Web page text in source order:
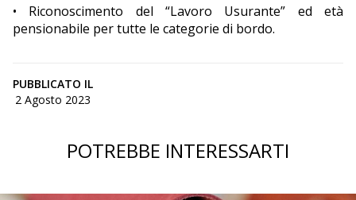
• Riconoscimento del “Lavoro Usurante” ed età
pensionabile per tutte le categorie di bordo.
PUBBLICATO IL
2 Agosto 2023
POTREBBE INTERESSARTI